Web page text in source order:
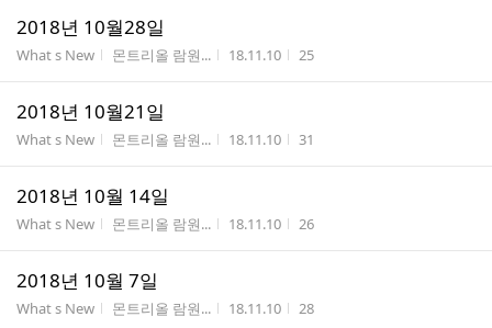
2018년 10월28일
게시판명
What s New 작성자
몬트리올 람원... 작성시간
18.11.10 조회수
25
2018년 10월21일
게시판명
What s New 작성자
몬트리올 람원... 작성시간
18.11.10 조회수
31
2018년 10월 14일
게시판명
What s New 작성자
몬트리올 람원... 작성시간
18.11.10 조회수
26
2018년 10월 7일
게시판명
What s New 작성자
몬트리올 람원... 작성시간
18.11.10 조회수
28